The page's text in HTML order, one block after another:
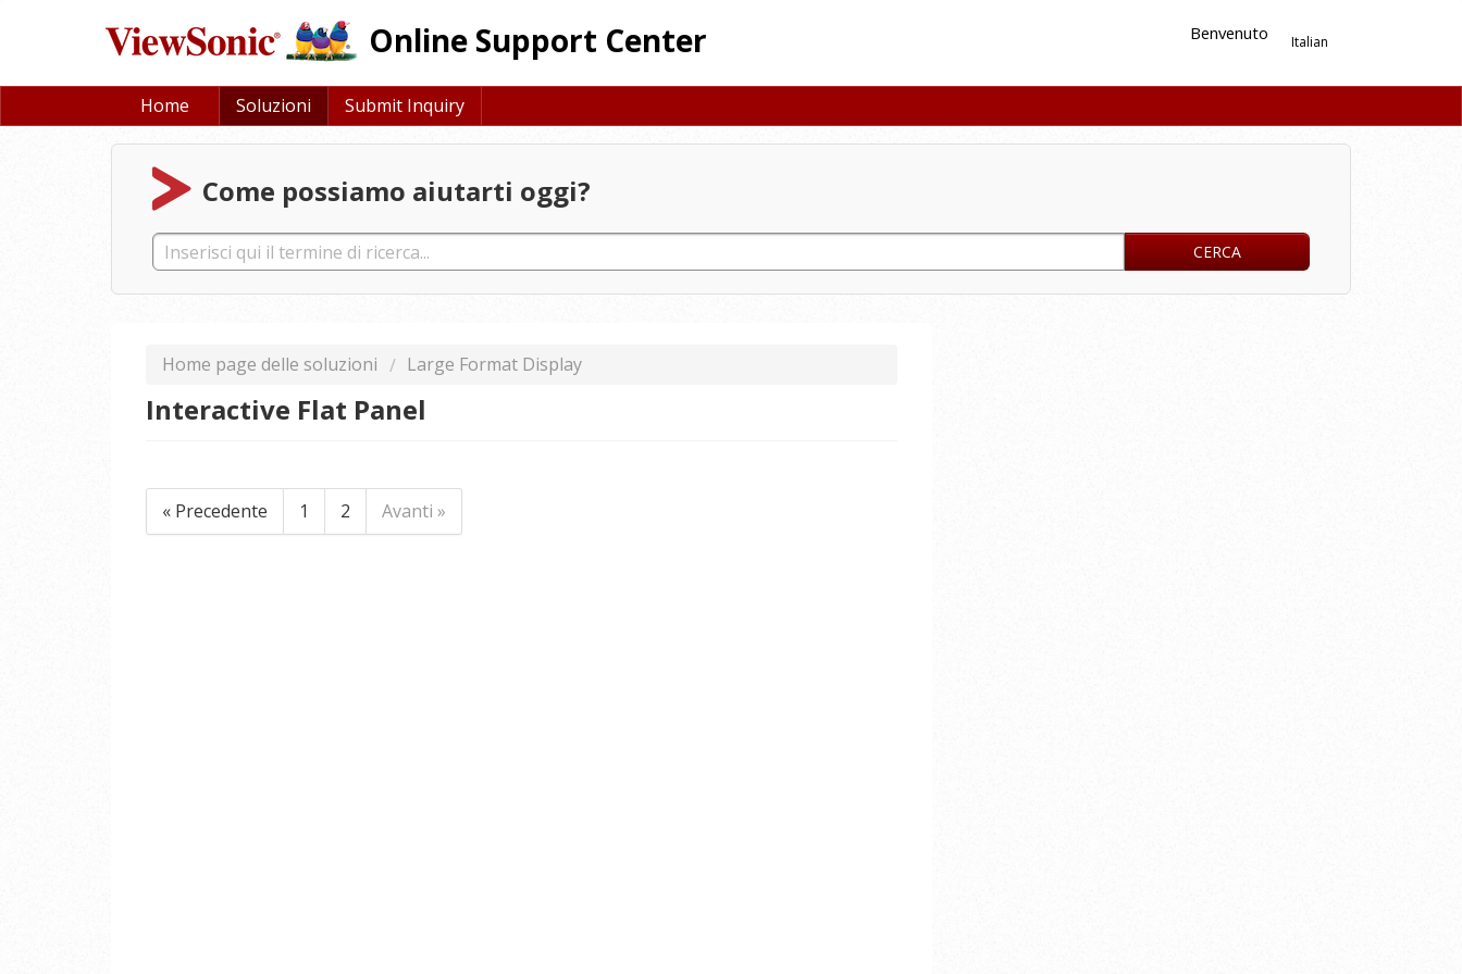
Online Support Center Italian
Benvenuto
Home Soluzioni Submit Inquiry
Come possiamo aiutarti oggi?
CERCA
Home page delle soluzioni Large Format Display
Interactive Flat Panel
« Precedente 1 2 Avanti »